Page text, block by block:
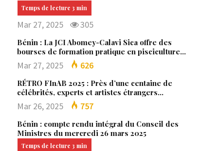
Mar 27, 2025 305
Bénin : La JCI Abomey-Calavi Sica offre des
bourses de formation pratique en pisciculture…
Mar 27, 2025 626
RÉTRO FInAB 2025 : Près d’une centaine de
célébrités, experts et artistes étrangers…
Mar 26, 2025 757
Bénin : compte rendu intégral du Conseil des
Ministres du mercredi 26 mars 2025